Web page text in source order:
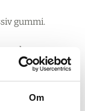
Om
gummi.
kant